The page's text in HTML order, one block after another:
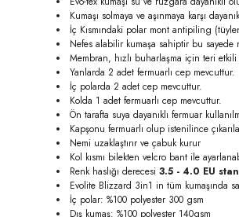
Kumaşı solmaya ve aşınmaya karşı
İç Kısmındaki polar mont antipiling
Nefes alabilir kumaşa sahiptir bu sayede
Membran, hızlı buharlaşma için teri etkili
Yanlarda 2 adet fermuarlı cep mevcuttur.
İç polarda 2 adet cep mevcuttur.
Kolda 1 adet fermuarlı cep mevcuttur.
Ön tarafta suya dayanıklı fermuar
Kapşonu fermuarlı olup istenilince
Nemi uzaklaştırır ve çabuk kurur
Kol kısmı bilekten velcro bant ile
Renk haslığı derecesi 3.5 - 4.0 EU
Evolite Blizzard 3in1 in tüm kumaşında
İç polar: %100 polyester 300 gsm
Dış kumaş: %100 polyester 140gsm